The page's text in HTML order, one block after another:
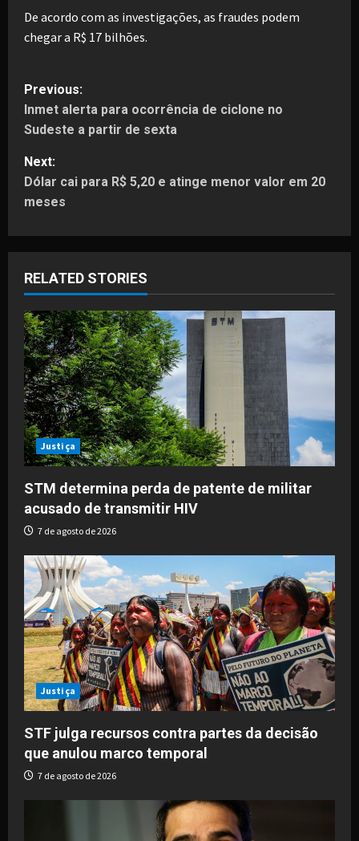
De acordo com as investigações, as fraudes podem
chegar a R$ 17 bilhões.
P
o
s
t
a
v
i
g
a
t
i
o
n
Previous:
Inmet alerta para ocorrência de ciclone no
Sudeste a partir de sexta
Next:
Dólar cai para R$ 5,20 e atinge menor valor em 20
meses
RELATED STORIES
Justiça
STM determina perda de patente de militar
acusado de transmitir HIV
7 de agosto de 2026
Justiça
STF julga recursos contra partes da decisão
que anulou marco temporal
7 de agosto de 2026